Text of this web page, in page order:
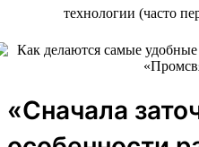
технологии (часто
«Сначала